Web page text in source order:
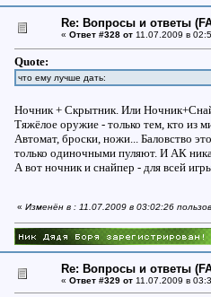
Re: Вопросы и ответы
« Ответ #328 от11.07.2009 в
Quote:
что ему лучше дать:
Ночник + Скрытник. Или
Тяжёлое оружие - только тем, кто из
Автомат, броски, ножи... Баловство
только одиночными пуляют. И АК
А вот ночник и снайпер - для всей
« Изменён в : 11.07.2009 в 03:02:26
Re: Вопросы и ответы
« Ответ #329 от11.07.2009 в